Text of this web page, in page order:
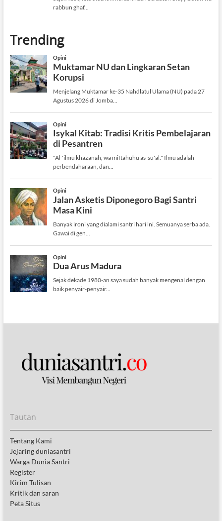
Trending
Tautan
Tentang Kami
Jejaring duniasantri
Warga Dunia Santri
Register
Kirim Tulisan
Kritik dan saran
Peta Situs